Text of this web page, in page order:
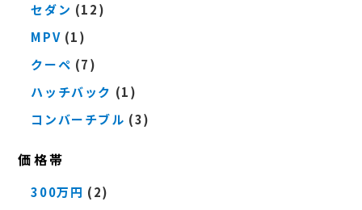
セダン (12)
MPV (1)
クーペ (7)
ハッチバック (1)
コンバーチブル (3)
価格帯
300万円 (2)